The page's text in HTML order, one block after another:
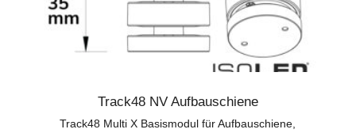
Track48 NV Aufbauschiene
Track48 Multi X Basismodul für Aufbauschiene,